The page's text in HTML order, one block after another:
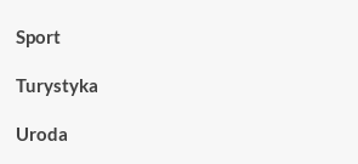
Sport
Turystyka
Uroda